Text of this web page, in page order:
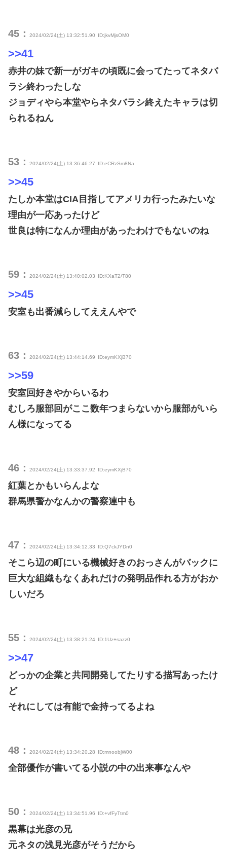
45： 2024/02/24(土) 13:32:51.90 ID:jkvMjsOM0
>>41
赤井の妹で新一がガキの頃既に会ってたってネタバ
ラシ終わったしな
ジョディやら本堂やらネタバラシ終えたキャラは切
られるねん
53： 2024/02/24(土) 13:36:46.27 ID:eCRzSm8Na
>>45
たしか本堂はCIA目指してアメリカ行ったみたいな
理由が一応あったけど
世良は特になんか理由があったわけでもないのね
59： 2024/02/24(土) 13:40:02.03 ID:KXaT2/T80
>>45
安室も出番減らしてええんやで
63： 2024/02/24(土) 13:44:14.69 ID:eymKXjB70
>>59
安室回好きやからいるわ
むしろ服部回がここ数年つまらないから服部がいら
ん様になってる
46： 2024/02/24(土) 13:33:37.92 ID:eymKXjB70
紅葉とかもいらんよな
群馬県警かなんかの警察連中も
47： 2024/02/24(土) 13:34:12.33 ID:Q7ckJYDn0
そこら辺の町にいる機械好きのおっさんがバックに
巨大な組織もなくあれだけの発明品作れる方がおか
しいだろ
55： 2024/02/24(土) 13:38:21.24 ID:1Uz+sazz0
>>47
どっかの企業と共同開発してたりする描写あったけ
ど
それにしては有能で金持ってるよね
48： 2024/02/24(土) 13:34:20.28 ID:mnoobjW00
全部優作が書いてる小説の中の出来事なんや
50： 2024/02/24(土) 13:34:51.96 ID:+vfFyTtm0
黒幕は光彦の兄
元ネタの浅見光彦がそうだから